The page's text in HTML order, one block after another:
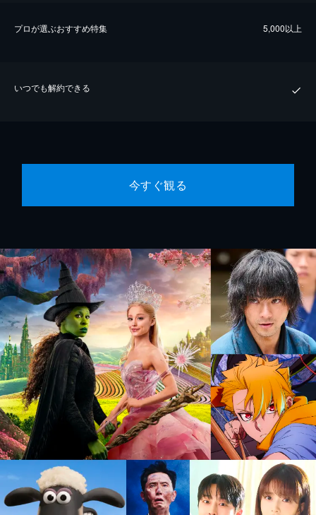
プロが選ぶおすすめ特集 5,000以上
いつでも解約できる
今すぐ観る